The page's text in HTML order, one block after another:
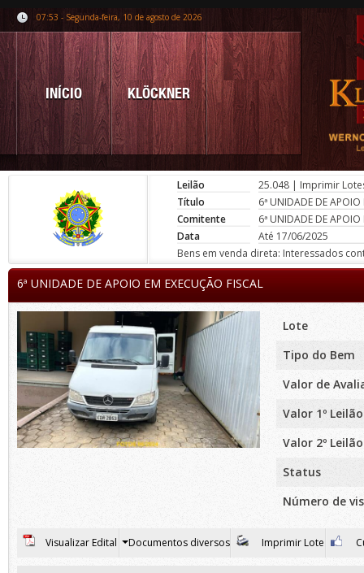
07:53 - Segunda-feira, 10 de agosto de 2026
INÍCIO KLÖCKNER
Leilão 25.048 | Imprimir
Título
6ª UNIDADE DE APOIO
Comitente
6ª UNIDADE DE APOIO
Data
Até 17/06/2025
Bens em venda direta: Interessados
6ª UNIDADE DE APOIO EM EXECUÇÃO FISCAL
Lote
Tipo do Bem
Valor de
Valor 1º Leilão
Valor 2º Leilão
Status
Número de
Visualizar Edital Documentos diversos Imprimir Lote